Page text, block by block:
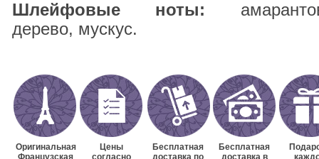
Шлейфовые ноты:
дерево, мускус.
Оригинальная
Французская
Цены
согласно
Бесплатная
доставка по
Бесплатная
доставка в